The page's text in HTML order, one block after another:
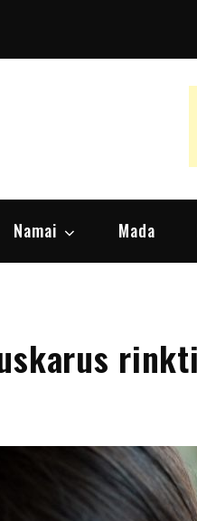
Namai Mada